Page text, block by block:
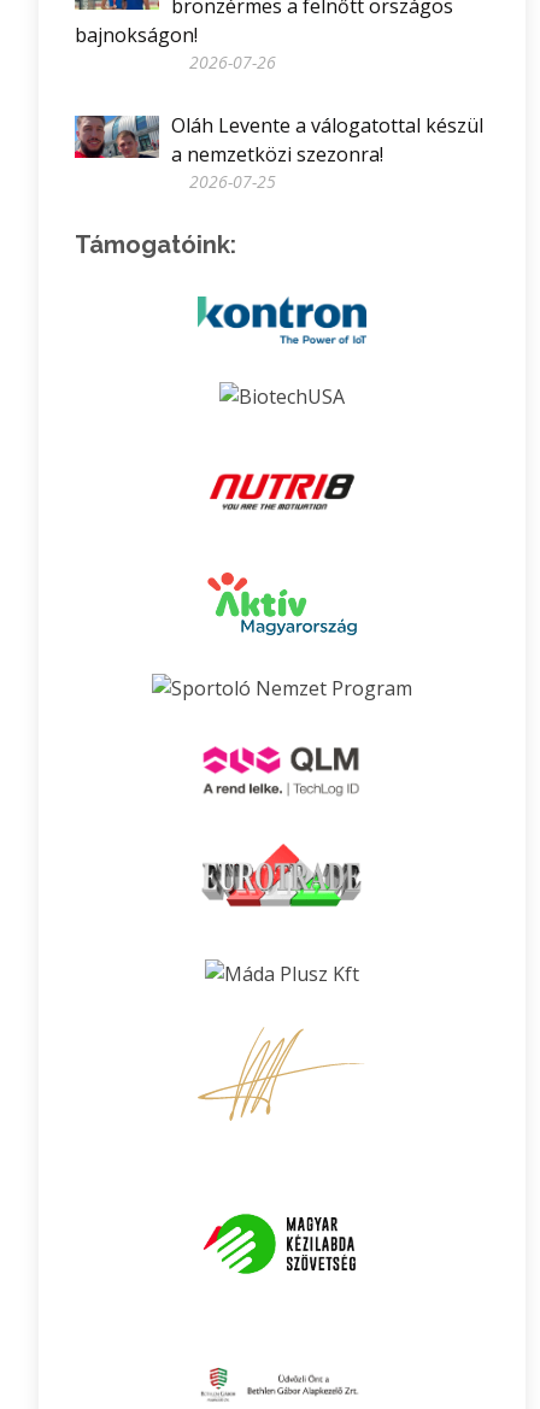
bronzérmes a felnőtt országos
bajnokságon!
2026-07-26
Oláh Levente a válogatottal készül
a nemzetközi szezonra!
2026-07-25
Támogatóink: